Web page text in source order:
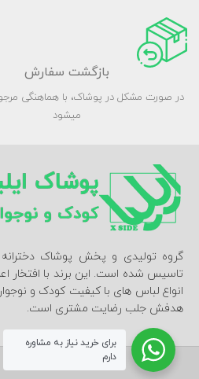
بازگشت سفارش
در صورت مشکل در پوشاک، با هماهنگی
میشود
تاسیس شده است. این برند با افتخار
انواع لباس های با کیفیت کودک و
هدفش جلب رضایت مشتری است.
برای خرید نیاز به مشاوره
دارم